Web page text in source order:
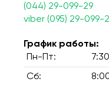
(044) 29-099-29
viber (095) 29-099-
График работы:
Пн-Пт:
Сб: